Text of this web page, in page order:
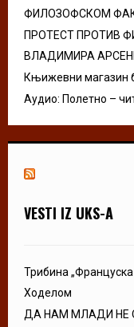
ФИЛОЗОФСКОМ
ПРОТЕСТ ПРОТИВ
ВЛАДИМИРА
Књижевни магазин
Аудио: Полетно –
VESTI IZ UKS-A
Трибина
Ходелом
ДА НАМ МЛАДИ НЕ